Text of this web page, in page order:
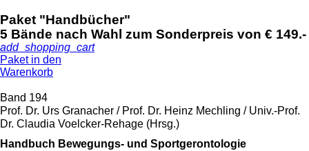
Paket "Handbücher"
5 Bände nach Wahl zum Sonderpreis von € 149.-
add_shopping_cart
Paket in den
Warenkorb
Band 194
Prof. Dr. Urs Granacher / Prof. Dr. Heinz Mechling / Univ.-Prof.
Dr. Claudia Voelcker-Rehage (Hrsg.)
Handbuch Bewegungs- und Sportgerontologie